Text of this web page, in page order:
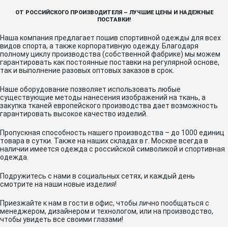
ОТ РОССИЙСКОГО ПРОИЗВОДИТЕЛЯ – ЛУЧШИЕ ЦЕНЫ И НАДЕЖНЫЕ
ПОСТАВКИ!
Наша компания предлагает пошив спортивной одежды для всех
видов спорта, а также корпоративную одежду. Благодаря
полному циклу производства (собственной фабрике) мы можем
гарантировать как постоянные поставки на регулярной основе,
так и выполнение разовых оптовых заказов в срок.
Наше оборудование позволяет использовать любые
существующие методы нанесения изображений на ткань, а
закупка тканей европейского производства дает возможность
гарантировать высокое качество изделий.
Пропускная способность нашего производства – до 1000 единиц
товара в сутки. Также на наших складах в г. Москве всегда в
наличии имеется одежда с российской символикой и спортивная
одежда.
Подружитесь с нами в социальных сетях, и каждый день
смотрите на наши новые изделия!
Приезжайте к нам в гости в офис, чтобы лично пообщаться с
менеджером, дизайнером и технологом, или на производство,
чтобы увидеть все своими глазами!